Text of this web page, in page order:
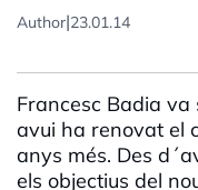
Author|23.01.14
Francesc Badia
avui ha renovat el
anys més. Des
els objectius del